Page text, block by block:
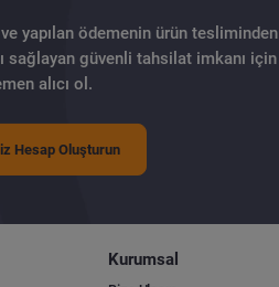
yapılan ödemenin ürün tesliminden
sağlayan güvenli tahsilat imkanı için
alıcı ol.
Hesap Oluşturun
Kurumsal